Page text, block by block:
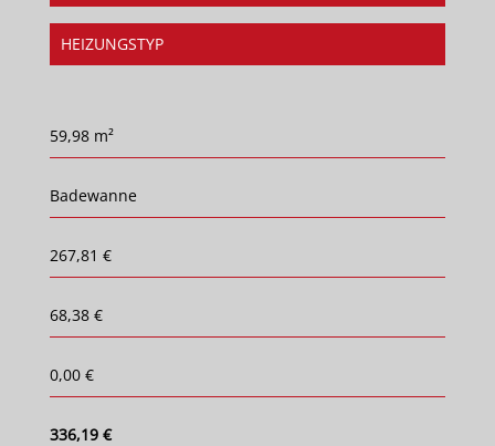
HEIZUNGSTYP
59,98 m²
Badewanne
267,81 €
68,38 €
0,00 €
336,19 €